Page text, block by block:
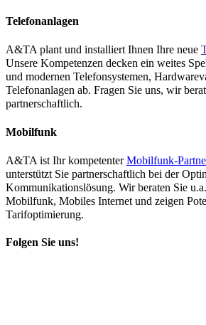
Telefonanlagen
A&TA plant und installiert Ihnen Ihre neue
Unsere Kompetenzen decken ein weites
und modernen Telefonsystemen,
Telefonanlagen ab. Fragen Sie uns, wir
partnerschaftlich.
Mobilfunk
A&TA ist Ihr kompetenterMobilfunk-
unterstützt Sie partnerschaftlich bei der
Kommunikationslösung. Wir beraten Sie
Mobilfunk, Mobiles Internet und zeigen
Tarifoptimierung.
Folgen Sie uns!